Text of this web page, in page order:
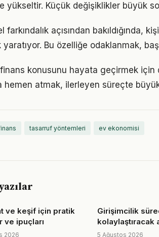
yükseltir. Küçük değişiklikler büyük
farkındalık açısından
yaratıyor. Bu özelliğe odaklanmak,
konusunu hayata geçirmek için
hemen atmak, ilerleyen süreçte
tasarruf yöntemleri ev ekonomisi
ve keşif için pratik
ve ipuçları
2026
Girişimcilik
kolaylaştıracak
5 Ağustos 2026